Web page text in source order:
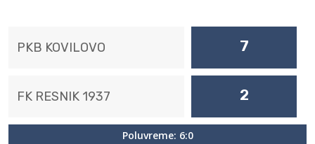
PKB KOVILOVO 7
FK RESNIK 1937 2
Poluvreme: 6:0